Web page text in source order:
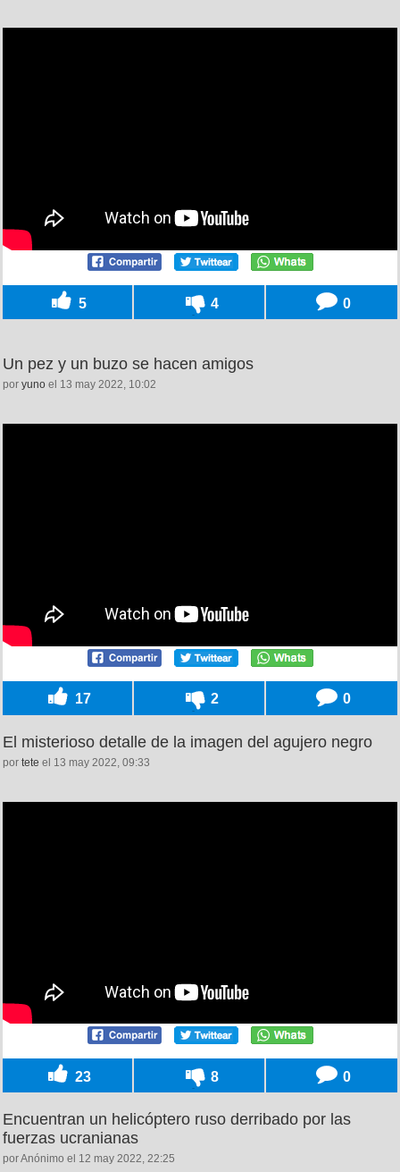
5 4 0
Un pez y un buzo se hacen amigos
por yuno el 13 may 2022, 10:02
17 2 0
El misterioso detalle de la imagen del agujero negro
por tete el 13 may 2022, 09:33
23 8 0
Encuentran un helicóptero ruso derribado por las
fuerzas ucranianas
por Anónimo el 12 may 2022, 22:25